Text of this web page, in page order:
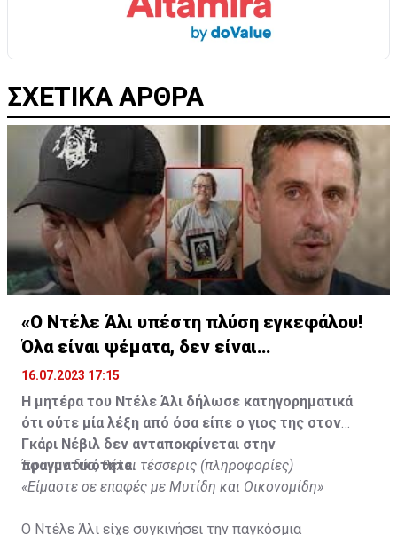
ΣΧΕΤΙΚΑ ΑΡΘΡΑ
«Ο Ντέλε Άλι υπέστη πλύση εγκεφάλου!
Όλα είναι ψέματα, δεν είναι
υιοθετημένος»
16.07.2023 17:15
Η μητέρα του Ντέλε Άλι δήλωσε κατηγορηματικά
ότι ούτε μία λέξη από όσα είπε ο γιος της στον
Γκάρι Νέβιλ δεν ανταποκρίνεται στην
πραγματικότητα.
Έφυγαν δύο, θέλει τέσσερις (πληροφορίες)
«Είμαστε σε επαφές με Μυτίδη και Οικονομίδη»
Ο Ντέλε Άλι είχε συγκινήσει την παγκόσμια